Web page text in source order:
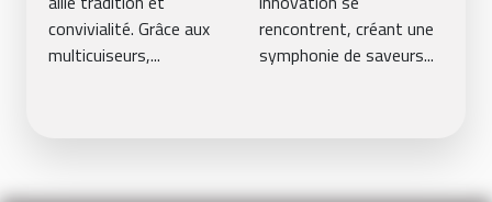
multicuiseur
convivialité. Grâce aux
multicuiseurs,...
grenouille
rencontrent, créant une
symphonie de saveurs...